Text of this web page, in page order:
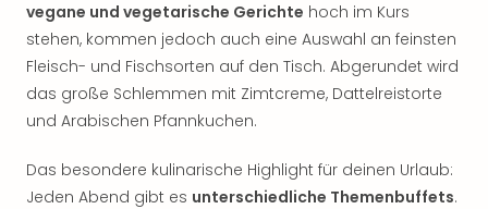
vegane und vegetarische Gerichte hoch im Kurs
stehen, kommen jedoch auch eine Auswahl an feinsten
Fleisch- und Fischsorten auf den Tisch. Abgerundet wird
das große Schlemmen mit Zimtcreme, Dattelreistorte
und Arabischen Pfannkuchen.
Das besondere kulinarische Highlight für deinen Urlaub:
Jeden Abend gibt es unterschiedliche Themenbuffets.